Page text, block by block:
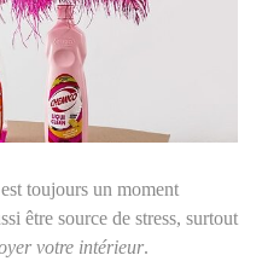
est toujours un moment
être source de stress, surtout
votre intérieur.